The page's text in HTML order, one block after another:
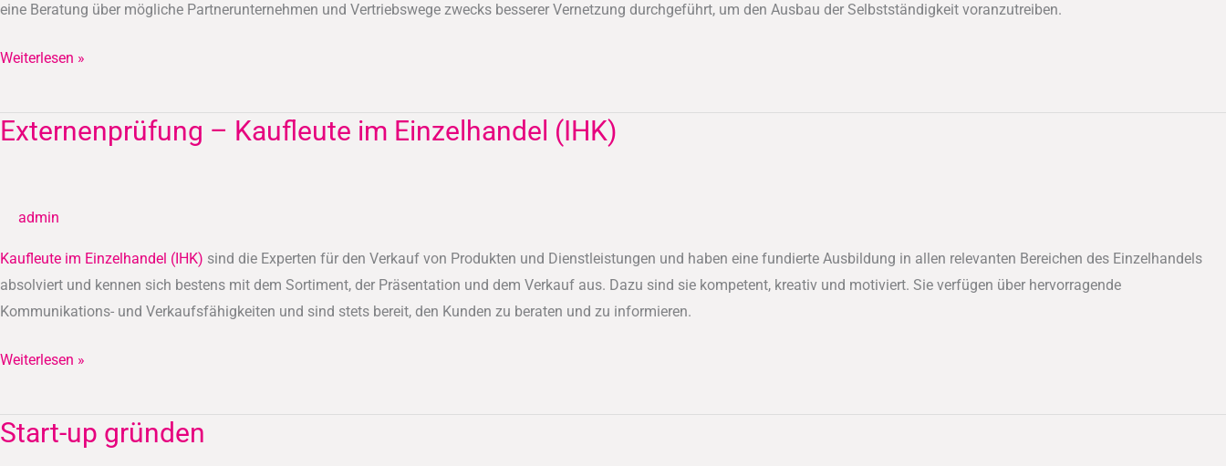
eine Beratung über mögliche Partnerunternehmen und Vertriebswege zwecks besserer Vernetzung durchgeführt, um den Ausbau der Selbstständigkeit voranzutreiben.
Weiterlesen »
Externenprüfung – Kaufleute im Einzelhandel (IHK)
admin
Kaufleute im Einzelhandel (IHK) sind die Experten für den Verkauf von Produkten und Dienstleistungen und haben eine fundierte Ausbildung in allen relevanten Bereichen des Einzelhandels
absolviert und kennen sich bestens mit dem Sortiment, der Präsentation und dem Verkauf aus. Dazu sind sie kompetent, kreativ und motiviert. Sie verfügen über hervorragende
Kommunikations- und Verkaufsfähigkeiten und sind stets bereit, den Kunden zu beraten und zu informieren.
Externenprüfung
(IHK)
Weiterlesen »
Start-up gründen
Start-